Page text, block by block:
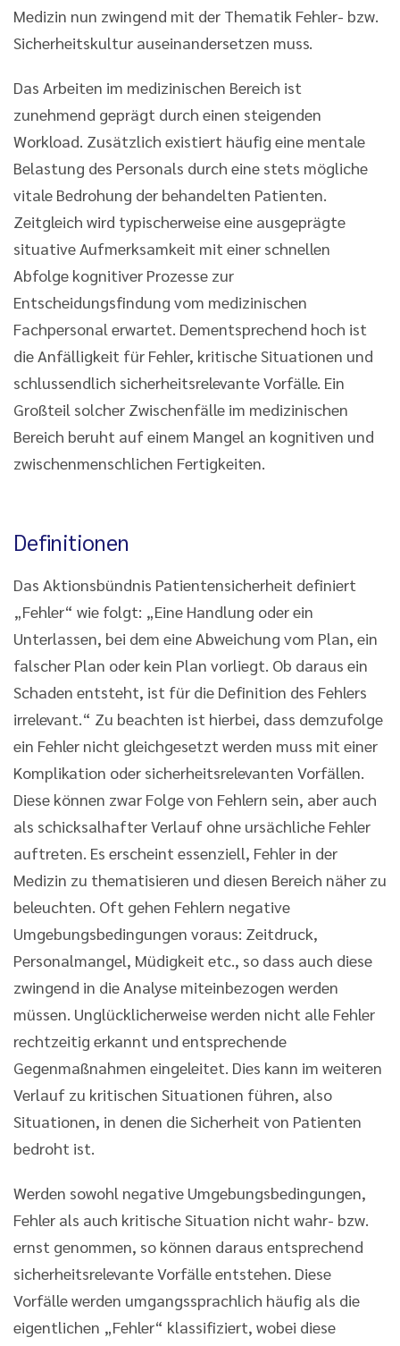
Medizin nun zwingend mit der Thematik Fehler- bzw.
Sicherheitskultur auseinandersetzen muss.
Das Arbeiten im medizinischen Bereich ist
zunehmend geprägt durch einen steigenden
Workload. Zusätzlich existiert häufig eine mentale
Belastung des Personals durch eine stets mögliche
vitale Bedrohung der behandelten Patienten.
Zeitgleich wird typischerweise eine ausgeprägte
situative Aufmerksamkeit mit einer schnellen
Abfolge kognitiver Prozesse zur
Entscheidungsfindung vom medizinischen
Fachpersonal erwartet. Dementsprechend hoch ist
die Anfälligkeit für Fehler, kritische Situationen und
schlussendlich sicherheitsrelevante Vorfälle. Ein
Großteil solcher Zwischenfälle im medizinischen
Bereich beruht auf einem Mangel an kognitiven und
zwischenmenschlichen Fertigkeiten.
Definitionen
Das Aktionsbündnis Patientensicherheit definiert
„Fehler“ wie folgt: „Eine Handlung oder ein
Unterlassen, bei dem eine Abweichung vom Plan, ein
falscher Plan oder kein Plan vorliegt. Ob daraus ein
Schaden entsteht, ist für die Definition des Fehlers
irrelevant.“ Zu beachten ist hierbei, dass demzufolge
ein Fehler nicht gleichgesetzt werden muss mit einer
Komplikation oder sicherheitsrelevanten Vorfällen.
Diese können zwar Folge von Fehlern sein, aber auch
als schicksalhafter Verlauf ohne ursächliche Fehler
auftreten. Es erscheint essenziell, Fehler in der
Medizin zu thematisieren und diesen Bereich näher zu
beleuchten. Oft gehen Fehlern negative
Umgebungsbedingungen voraus: Zeitdruck,
Personalmangel, Müdigkeit etc., so dass auch diese
zwingend in die Analyse miteinbezogen werden
müssen. Unglücklicherweise werden nicht alle Fehler
rechtzeitig erkannt und entsprechende
Gegenmaßnahmen eingeleitet. Dies kann im weiteren
Verlauf zu kritischen Situationen führen, also
Situationen, in denen die Sicherheit von Patienten
bedroht ist.
Werden sowohl negative Umgebungsbedingungen,
Fehler als auch kritische Situation nicht wahr- bzw.
ernst genommen, so können daraus entsprechend
sicherheitsrelevante Vorfälle entstehen. Diese
Vorfälle werden umgangssprachlich häufig als die
eigentlichen „Fehler“ klassifiziert, wobei diese